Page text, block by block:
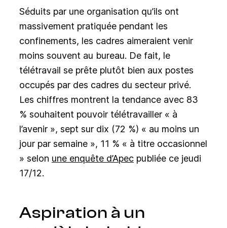
Séduits par une organisation qu’ils ont
massivement pratiquée pendant les
confinements, les cadres aimeraient venir
moins souvent au bureau. De fait, le
télétravail se prête plutôt bien aux postes
occupés par des cadres du secteur privé.
Les chiffres montrent la tendance avec 83
% souhaitent pouvoir télétravailler « à
l’avenir », sept sur dix (72 %) « au moins un
jour par semaine », 11 % « à titre occasionnel
» selon une enquête d’Apec publiée ce jeudi
17/12.
Aspiration à un